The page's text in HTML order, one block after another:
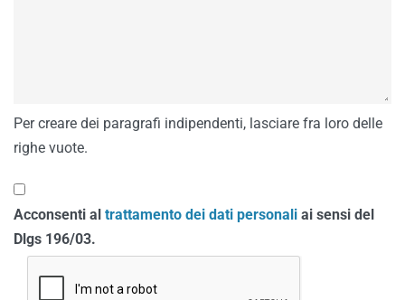
Per creare dei paragrafi indipendenti, lasciare fra loro delle
righe vuote.
Acconsenti al trattamento dei dati personali ai sensi del
Dlgs 196/03.